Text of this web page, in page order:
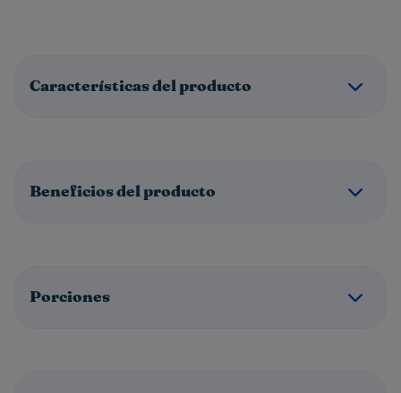
Características del producto
Beneficios del producto
Porciones